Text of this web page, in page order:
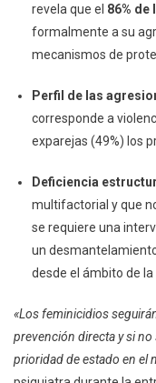
revela que el 86%
formalmente a su
mecanismos de
Perfil de las
corresponde a
exparejas (49%) los
Deficiencia
multifactorial y que
se requiere una
un
desde el ámbito de la
«Los feminicidios
prevención directa y si
prioridad de estado en el